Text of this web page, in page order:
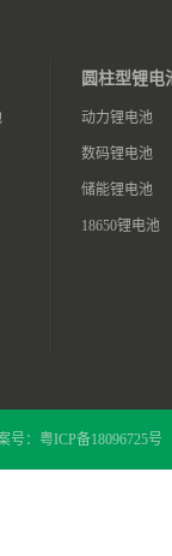
圆柱型锂电
动力锂电池
数码锂电池
储能锂电池
18650锂电池
号： 粤ICP备18096725号